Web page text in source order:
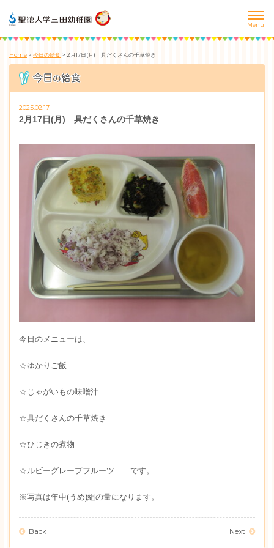
Home > 今日の給食 > 2月17日(月) 具だくさんの千草焼き
2025.02.17
2月17日(月) 具だくさんの千草焼き
今日のメニューは、
☆ゆかりご飯
☆じゃがいもの味噌汁
☆具だくさんの千草焼き
☆ひじきの煮物
☆ルビーグレープフルーツ です。
※写真は年中(うめ)組の量になります。
Back Next